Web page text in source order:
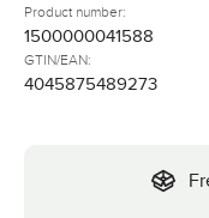
Product number:
1500000041588
GTIN/EAN:
4045875489273